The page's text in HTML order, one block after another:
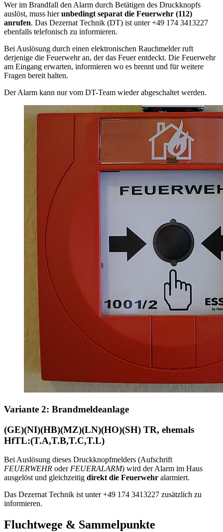
Wer im Brandfall den Alarm durch Betätigen des Druckknopfs
auslöst, muss hierunbedingt separat die Feuerwehr (112)
anrufen. Das Dezernat Technik (DT) ist unter +49 174 3413227
ebenfalls telefonisch zu informieren.
Bei Auslösung durch einen elektronischen Rauchmelder ruft
derjenige die Feuerwehr an, der das Feuer entdeckt. Die Feuerwehr
am Eingang erwarten, informieren wo es brennt und für weitere
Fragen bereit halten.
Der Alarm kann nur vom DT-Team wieder abgeschaltet werden.
Variante 2: Brandmeldeanlage
(GE)(NI)(HB)(MZ)(LN)(HO)(SH) TR, ehemals
HfTL:(T.A,T.B,T.C,T.L)
Bei Auslösung dieses Druckknopfmelders (Aufschrift
FEUERWEHR oder FEUERALARM) wird der Alarm im Haus
ausgelöst und gleichzeitig direkt die Feuerwehr alarmiert.
Das Dezernat Technik ist unter +49 174 3413227 zusätzlich zu
informieren.
Fluchtwege & Sammelpunkte